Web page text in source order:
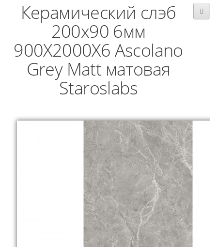
Керамический слэб
200x90 6мм
900X2000X6 Ascolano
Grey Matt матовая
Staroslabs